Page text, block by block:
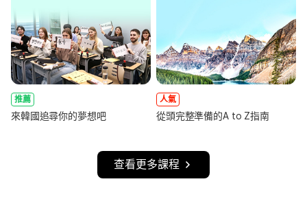
推薦
來韓國追尋你的夢想吧
人氣
從頭完整準備的A to Z指南
查看更多課程